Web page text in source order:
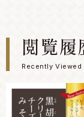
閲覧履
Recently Viewed